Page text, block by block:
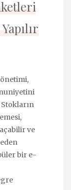
ve
bir e-